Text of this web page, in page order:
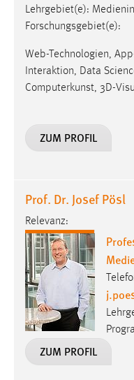
Lehrgebiet(e):
Forschungsgebiet(e):
Web-Technologien,
Interaktion, Data
Computerkunst, 3D-
ZUM PROFIL
Prof. Dr. Josef Pösl
Relevanz:
ZUM PROFIL